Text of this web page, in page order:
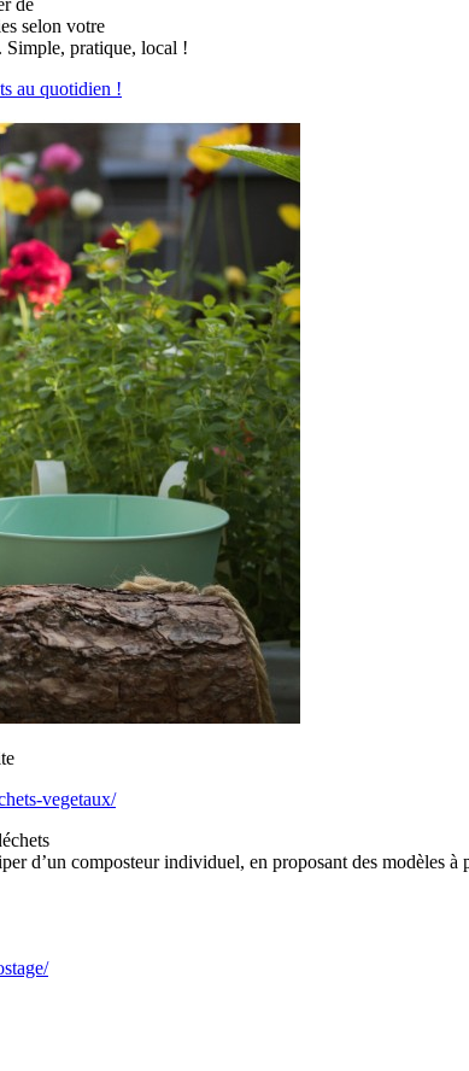
selon votre
Simple, pratique, local !
au quotidien !
site
vegetaux/
d’un composteur individuel, en proposant des modèles